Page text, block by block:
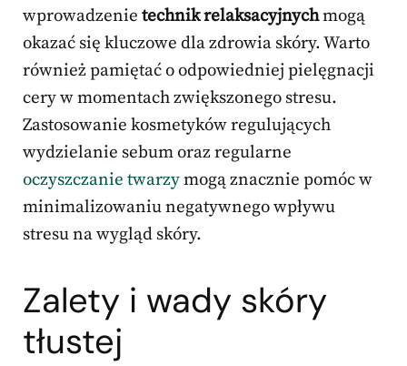
wprowadzenie technik relaksacyjnychmogą
okazać się kluczowe dla zdrowia skóry. Warto
również pamiętać o odpowiedniej pielęgnacji
cery w momentach zwiększonego stresu.
Zastosowanie kosmetyków regulujących
wydzielanie sebum oraz regularne
oczyszczanie twarzymogą znacznie pomóc w
minimalizowaniu negatywnego wpływu
stresu na wygląd skóry.
Zalety i wady skóry
tłustej